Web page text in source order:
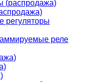
(распродажа)
регуляторы
реле